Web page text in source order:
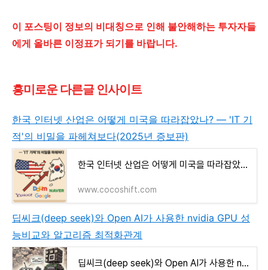
이 포스팅이 정보의 비대칭으로 인해 불안해하는 투자자들
에게 올바른 이정표가 되기를 바랍니다.
흥미로운 다른글 인사이트
한국 인터넷 산업은 어떻게 미국을 따라잡았나? — 'IT 기
적'의 비밀을 파헤쳐보다(2025년 증보판)
한국 인터넷 산업은 어떻게 미국을 따라잡았나? — 'IT 기적'의 비밀을 파헤쳐보다(2025년 증보판)
www.cocoshift.com
딥씨크(deep seek)와 Open AI가 사용한 nvidia GPU 성
능비교와 알고리즘 최적화관계
딥씨크(deep seek)와 Open AI가 사용한 nvidia GPU 성능비교와 알고리즘 최적화관계